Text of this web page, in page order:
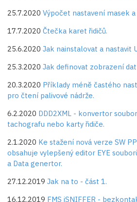
25.7.2020 Výpočet nastavení masek
17.7.2020 Čtečka karet řidičů.
25.6.2020 Jak nainstalovat a nastavit
25.3.2020 Jak definovat zobrazení
20.3.2020 Příklady méně častého
pro čtení palivové nádrže.
6.2.2020 DDD2XML - konvertor
tachografu nebo karty řidiče.
2.1.2020 Ke stažení nová verze SW
obsahuje vylepšený editor EYE
a Data genertor.
27.12.2019 Jak na to - část 1.
16.12.2019 FMS iSNIFFER -